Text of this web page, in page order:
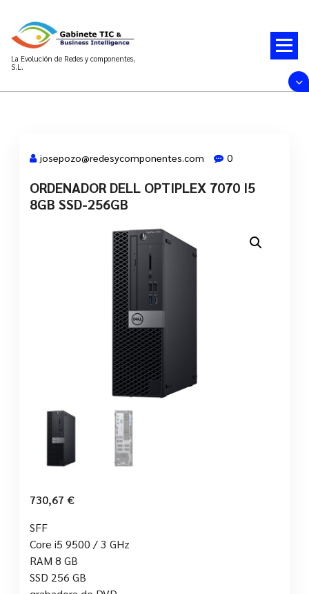
contenido
La Evolución de Redes y componentes,
S.L.
28 Mar, 2022
josepozo@redesycomponentes.com 0
ORDENADOR DELL OPTIPLEX 7070 I5
8GB SSD-256GB
730,67 €
SFF
Core i5 9500 / 3 GHz
RAM 8 GB
SSD 256 GB